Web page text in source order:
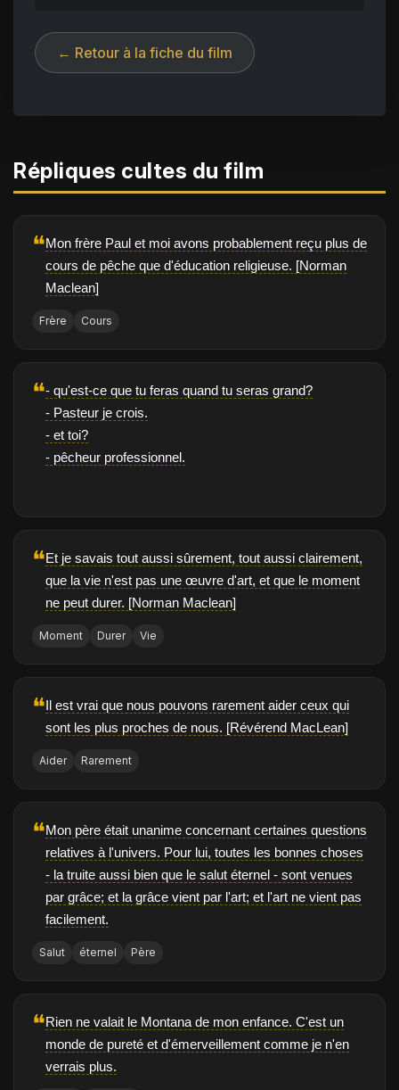
← Retour à la fiche du film
Répliques cultes du film
❝Mon frère Paul et moi avons probablement reçu plus de
cours de pêche que d'éducation religieuse. [Norman
Maclean]
Frère Cours
❝- qu'est-ce que tu feras quand tu seras grand?
- Pasteur je crois.
- et toi?
- pêcheur professionnel.
❝Et je savais tout aussi sûrement, tout aussi clairement,
que la vie n'est pas une œuvre d'art, et que le moment
ne peut durer. [Norman Maclean]
Moment Durer Vie
❝Il est vrai que nous pouvons rarement aider ceux qui
sont les plus proches de nous. [Révérend MacLean]
Aider Rarement
❝Mon père était unanime concernant certaines questions
relatives à l'univers. Pour lui, toutes les bonnes choses
- la truite aussi bien que le salut éternel - sont venues
par grâce; et la grâce vient par l'art; et l'art ne vient pas
facilement.
Salut éternel Père
❝Rien ne valait le Montana de mon enfance. C'est un
monde de pureté et d'émerveillement comme je n'en
verrais plus.